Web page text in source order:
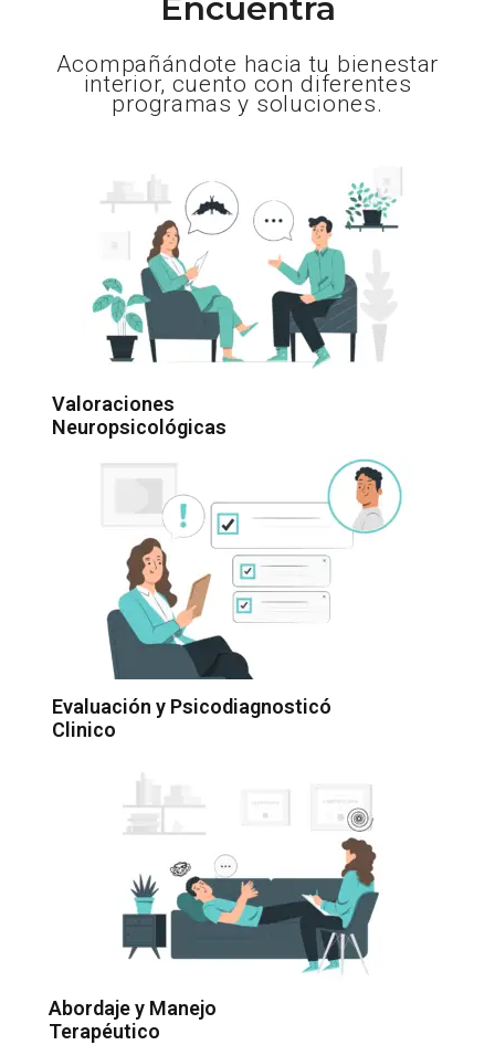
Encuentra
Acompañándote hacia tu bienestar
interior, cuento con diferentes
programas y soluciones.
Valoraciones
Neuropsicológicas
Evaluación y Psicodiagnosticó
Clinico
Abordaje y Manejo
Terapéutico